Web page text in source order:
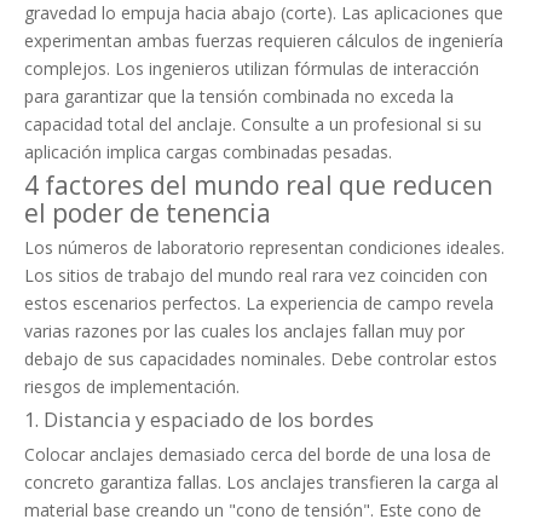
gravedad lo empuja hacia abajo (corte). Las aplicaciones que
experimentan ambas fuerzas requieren cálculos de ingeniería
complejos. Los ingenieros utilizan fórmulas de interacción
para garantizar que la tensión combinada no exceda la
capacidad total del anclaje. Consulte a un profesional si su
aplicación implica cargas combinadas pesadas.
4 factores del mundo real que reducen
el poder de tenencia
Los números de laboratorio representan condiciones ideales.
Los sitios de trabajo del mundo real rara vez coinciden con
estos escenarios perfectos. La experiencia de campo revela
varias razones por las cuales los anclajes fallan muy por
debajo de sus capacidades nominales. Debe controlar estos
riesgos de implementación.
1. Distancia y espaciado de los bordes
Colocar anclajes demasiado cerca del borde de una losa de
concreto garantiza fallas. Los anclajes transfieren la carga al
material base creando un "cono de tensión". Este cono de